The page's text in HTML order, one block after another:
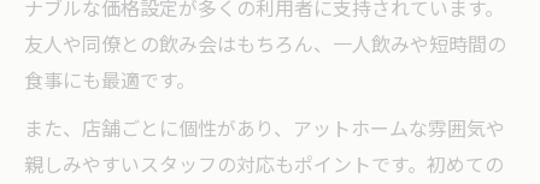
ナブルな価格設定が多くの利用者に支持されています。
友人や同僚との飲み会はもちろん、一人飲みや短時間の
食事にも最適です。
また、店舗ごとに個性があり、アットホームな雰囲気や
親しみやすいスタッフの対応もポイントです。初めての